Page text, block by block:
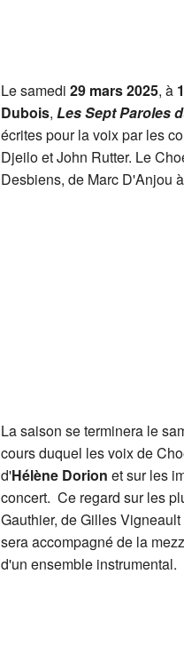
Le samedi 29 mars 2025, à
Dubois, Les Sept Paroles
écrites pour la voix par les
Djeilo et John Rutter. Le
Desbiens, de Marc D'Anjou
La saison se terminera le
cours duquel les voix de
d'Hélène Dorion et sur les
concert. Ce regard sur les
Gauthier, de Gilles
sera accompagné de la
d'un ensemble instrumental.